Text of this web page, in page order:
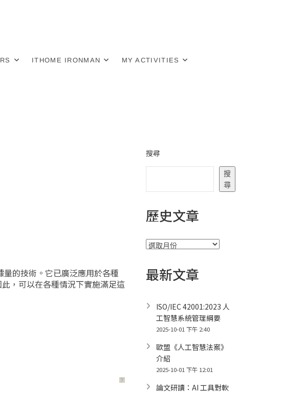
ITHOME IRONMAN MY ACTIVITIES
的技術。它已廣泛應用於各種
，可以在各種情況下實施滿足這
？
搜尋
搜
尋
歷史文章
彙
最新文章
ISO/IEC 42001:2023 人
工智慧系統管理綱要
2025-10-01 下午 2:40
歐盟《人工智慧法案》
介紹
2025-10-01 下午 12:01
論文研讀：AI 工具對軟